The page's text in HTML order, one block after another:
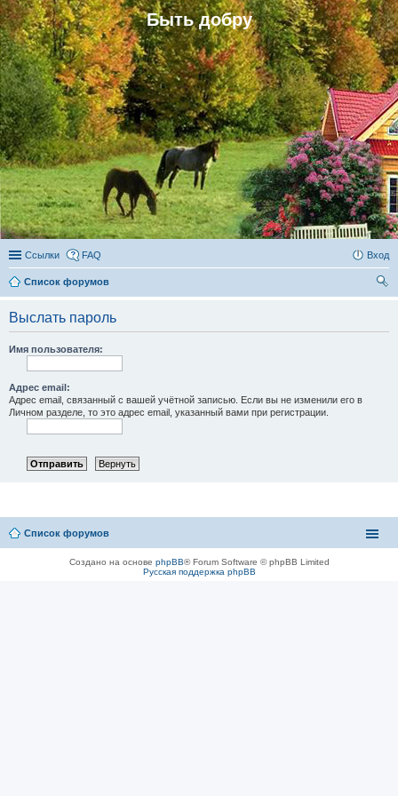
Быть добру
Ссылки FAQ Вход
Список форумов
Выслать пароль
Имя пользователя:
Адрес email:
Адрес email, связанный с вашей учётной записью. Если вы не изменили его в
Личном разделе, то это адрес email, указанный вами при регистрации.
Список форумов
Создано на основе phpBB® Forum Software © phpBB Limited
Русская поддержка phpBB